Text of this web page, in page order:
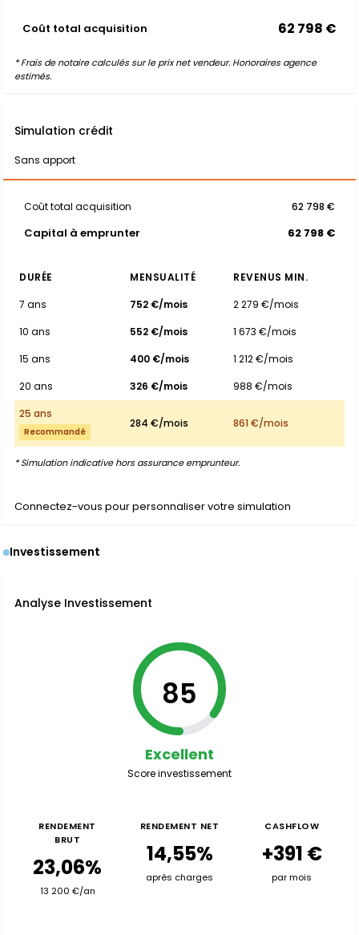
Coût total acquisition 62 798 €
* Frais de notaire calculés sur le prix net vendeur. Honoraires agence
estimés.
Simulation crédit
Sans apport
Coût total acquisition 62 798 €
Capital à emprunter 62 798 €
DURÉE MENSUALITÉ
REVENUS MIN.
7 ans
752 €/mois
2 279 €/mois
10 ans
552 €/mois
1 673 €/mois
15 ans
400 €/mois
1 212 €/mois
20 ans
326 €/mois
988 €/mois
25 ans
Recommandé
284 €/mois 861 €/mois
* Simulation indicative hors assurance emprunteur.
Connectez-vous pour personnaliser votre simulation
Investissement
Analyse Investissement
85
Excellent
Score investissement
RENDEMENT
BRUT
23,06%
13 200 €/an
RENDEMENT NET
14,55%
après charges
CASHFLOW
+391 €
par mois